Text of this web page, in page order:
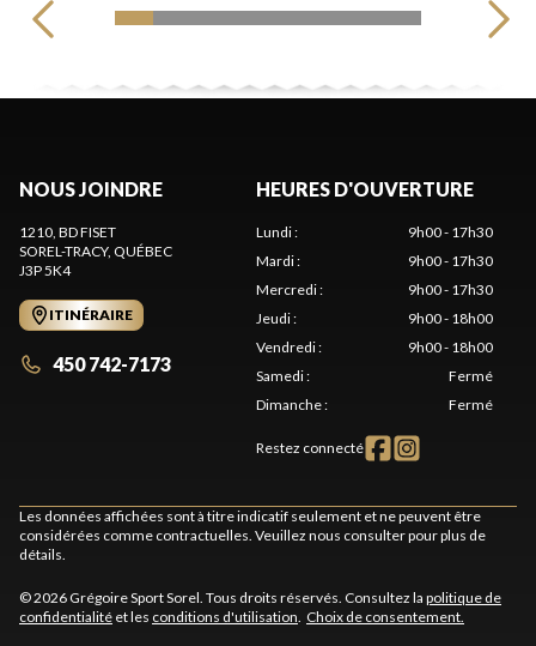
NOUS JOINDRE
1210, BD FISET
SOREL-TRACY, QUÉBEC
J3P 5K4
ITINÉRAIRE
450 742-7173
HEURES D'OUVERTURE
Lundi:
9h00 - 17h30
Mardi:
9h00 - 17h30
Mercredi:
9h00 - 17h30
Jeudi:
9h00 - 18h00
Vendredi:
9h00 - 18h00
Samedi:
Fermé
Dimanche: Fermé
Restez connecté
Les données affichées sont à titre indicatif seulement et ne peuvent être
considérées comme contractuelles. Veuillez nous consulter pour plus de
détails.
© 2026 Grégoire Sport Sorel. Tous droits réservés. Consultez la politique de
confidentialité et les conditions d'utilisation. Choix de consentement.